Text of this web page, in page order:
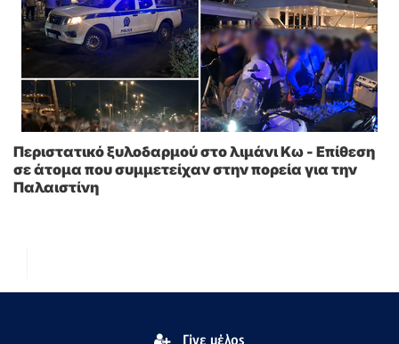
Περιστατικό ξυλοδαρμού στο λιμάνι Κω - Επίθεση
σε άτομα που συμμετείχαν στην πορεία για την
Παλαιστίνη
Γίνε μέλος